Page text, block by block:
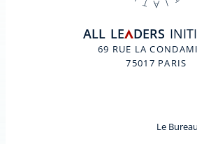
ALL LEADERS
69 RUE LA
75017 PARIS
Le